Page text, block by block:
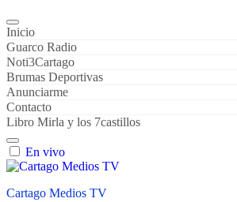
Inicio
Guarco Radio
Noti3Cartago
Brumas Deportivas
Anunciarme
Contacto
Libro Mirla y los 7castillos
En vivo
Cartago Medios TV